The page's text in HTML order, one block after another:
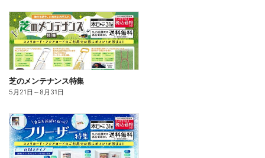
芝のメンテナンス特集
5月21日 ～8月31日